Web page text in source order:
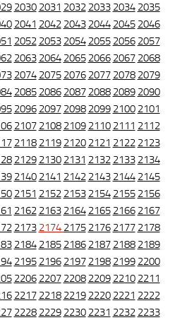
2030 2031 2032 2033 2034 2035
2041 2042 2043 2044 2045 2046
2052 2053 2054 2055 2056 2057
2063 2064 2065 2066 2067 2068
2074 2075 2076 2077 2078 2079
2085 2086 2087 2088 2089 2090
2096 2097 2098 2099 2100 2101
2107 2108 2109 2110 2111 2112
2118 2119 2120 2121 2122 2123
2129 2130 2131 2132 2133 2134
2140 2141 2142 2143 2144 2145
2151 2152 2153 2154 2155 2156
2162 2163 2164 2165 2166 2167
2173 2174 2175 2176 2177 2178
2184 2185 2186 2187 2188 2189
2195 2196 2197 2198 2199 2200
2206 2207 2208 2209 2210 2211
2217 2218 2219 2220 2221 2222
2228 2229 2230 2231 2232 2233